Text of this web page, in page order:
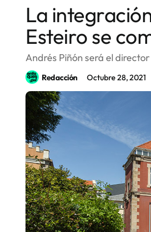
Tendencias
Memoria
Histórica
Escenarios
Sostenibilidad
Innova
La
Esteiro se
Andrés Piñón será el
Redacción Octubre 28, 2021